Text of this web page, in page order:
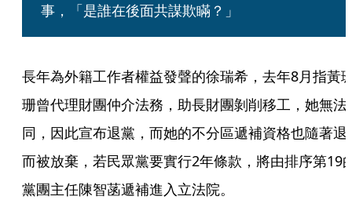
事，「是誰在後面共謀欺瞞？」
長年為外籍工作者權益發聲的徐瑞希，去年8月指黃
珊曾代理財團仲介法務，助長財團剝削移工，她無法
同，因此宣布退黨，而她的不分區遞補資格也隨著退
而被放棄，若民眾黨要實行2年條款，將由排序第19
黨團主任陳智菡遞補進入立法院。